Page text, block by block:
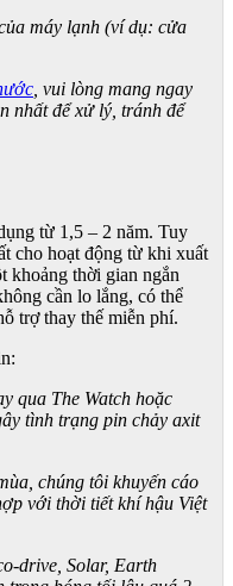
máy lạnh (ví dụ: cửa
, vui lòng mang ngay
nhất để xử lý, tránh để
từ 1,5 – 2 năm. Tuy
cho hoạt động từ khi xuất
khoảng thời gian ngắn
cần lo lắng, có thể
trợ thay thế miễn phí.
qua The Watch hoặc
tình trạng pin chảy axit
chúng tôi khuyến cáo
với thời tiết khí hậu Việt
drive, Solar, Earth